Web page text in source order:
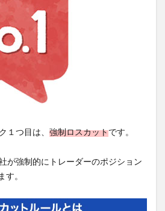
１つ目は、 強制ロスカットです。
が強制的にトレーダーのポジション
。